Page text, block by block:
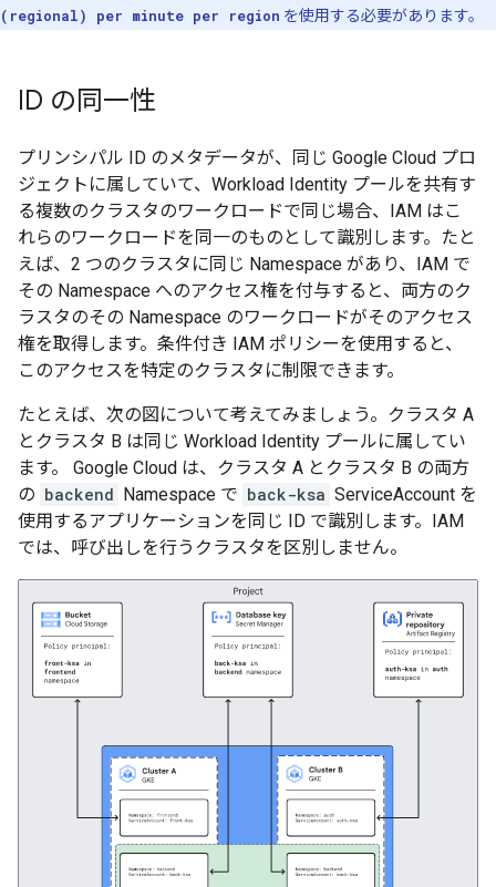
(regional) per minute per region を使用する必要があります。
ID の同一性
プリンシパル ID のメタデータが、同じ Google Cloud プロ
ジェクトに属していて、Workload Identity プールを共有す
る複数のクラスタのワークロードで同じ場合、IAM はこ
れらのワークロードを同一のものとして識別します。たと
えば、2 つのクラスタに同じ Namespace があり、IAM で
その Namespace へのアクセス権を付与すると、両方のク
ラスタのその Namespace のワークロードがそのアクセス
権を取得します。条件付き IAM ポリシーを使用すると、
このアクセスを特定のクラスタに制限できます。
たとえば、次の図について考えてみましょう。クラスタ A
とクラスタ B は同じ Workload Identity プールに属してい
ます。 Google Cloud は、クラスタ A とクラスタ B の両方
の backend Namespace で back-ksa ServiceAccount を
使用するアプリケーションを同じ ID で識別します。IAM
では、呼び出しを行うクラスタを区別しません。